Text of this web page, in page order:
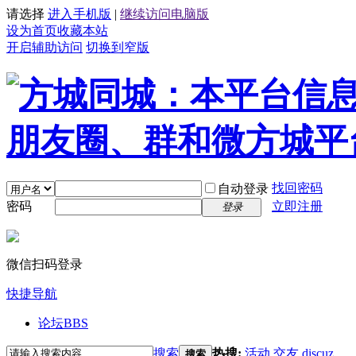
请选择 进入手机版 | 继续访问电脑版
设为首页收藏本站
开启辅助访问 切换到窄版
自动登录 找回密码
密码
登录 立即注册
微信扫码登录
快捷导航
论坛BBS
搜索 热搜: 活动 交友 discuz